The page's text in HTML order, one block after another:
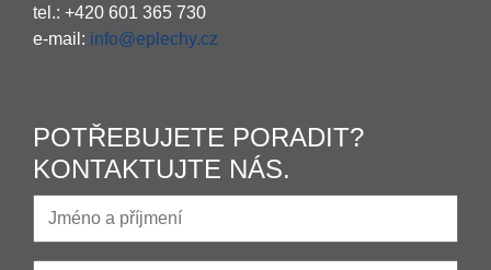
tel.: +420 601 365 730
e-mail: info@eplechy.cz
POTŘEBUJETE PORADIT?
KONTAKTUJTE NÁS.